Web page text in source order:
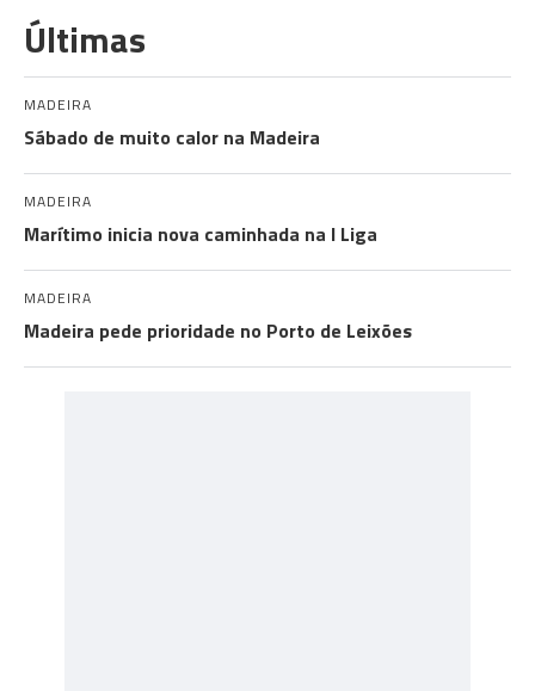
Últimas
MADEIRA
Sábado de muito calor na Madeira
MADEIRA
Marítimo inicia nova caminhada na I Liga
MADEIRA
Madeira pede prioridade no Porto de Leixões